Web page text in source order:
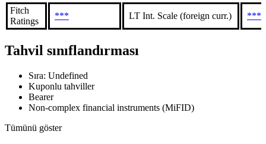
Fitch
Ratings
*** LT Int. Scale (foreign curr.) ***
Tahvil sınıflandırması
Sıra: Undefined
Kuponlu tahviller
Bearer
Non-complex financial instruments (MiFID)
Tümünü göster